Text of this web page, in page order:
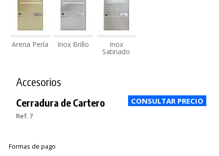
Arena Perla Inox Brillo Inox
Satinado
Accesorios
Cerradura de Cartero
Ref. 7
Formas de pago